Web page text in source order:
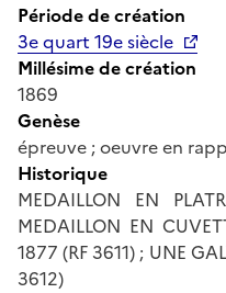
Période de création
3e quart 19e siècle
Millésime de création
1869
Genèse
épreuve ; oeuvre en
Historique
MEDAILLON EN
MEDAILLON EN
1877 (RF 3611) ; UNE
3612)